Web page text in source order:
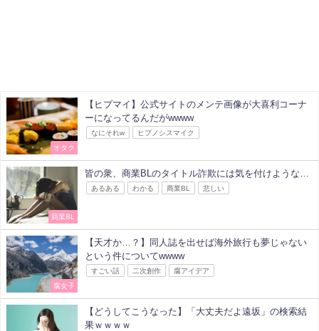
オタク
【ヒプマイ】公式サイトのメンテ画像が大喜利コーナ
ーになってるんだがwwww
なにそれw ヒプノシスマイク
商業BL
皆の衆、商業BLのタイトル詐欺には気を付けような…
あるある わかる 商業BL 悲しい
腐女子
【天才か…？】同人誌を出せば海外旅行も夢じゃない
という件についてwwww
すごい話 二次創作 腐アイデア
【どうしてこうなった】「大丈夫だよ遠坂」の検索結
果ｗｗｗｗ